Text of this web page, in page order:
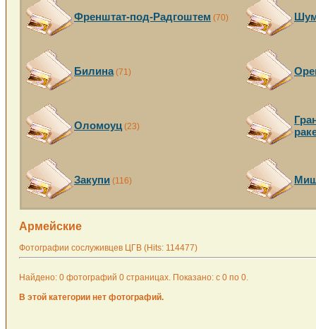
Френштат-под-Радгоштем (70)
Билина(71)
Оломоуц (23)
Закупи (116)
Армейские
Фотографии сослуживцев ЦГВ (Hits: 114477)
Найдено: 0 фотографий 0 страницах. Показано: с 0 по 0.
В этой категории нет фотографий.